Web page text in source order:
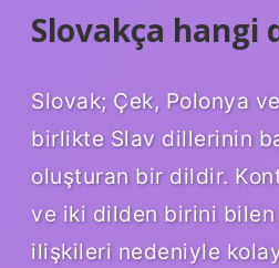
Slovakça hangi
Slovak; Çek, Polonya
birlikte Slav dillerinin
oluşturan bir dildir.
ve iki dilden birini
ilişkileri nedeniyle